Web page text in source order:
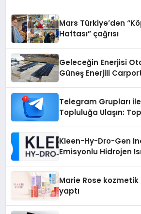
Mars Türkiye’den
Haftası” çağrısı
Geleceğin Enerjisi
Güneş Enerjili
Telegram Grupları
Topluluğa Ulaşın:
Kleen-Hy-Dro-Gen
Emisyonlu Hidrojen
Marie Rose
yaptı